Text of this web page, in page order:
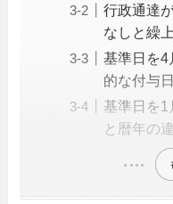
行政通達
なしと繰
基準日を4
的な付与
基準日を1
と暦年の